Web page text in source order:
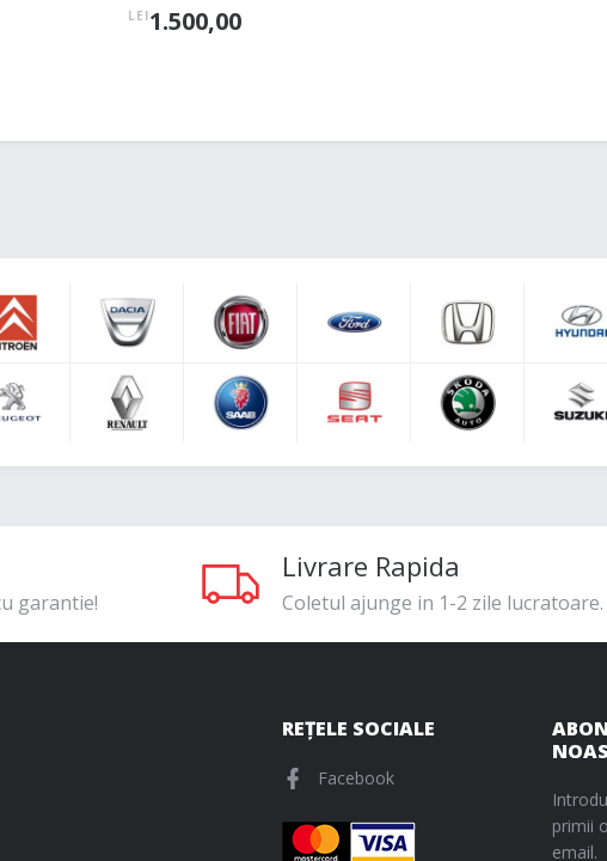
LEI1.500,00
garantie!
Livrare Rapida
Coletul ajunge in 1-2 zile lucratoare.
REȚELE SOCIALE
Facebook
primii
email.